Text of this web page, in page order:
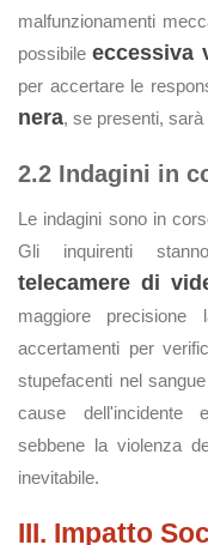
malfunzionamenti
possibileeccessiva
per accertare le
nera, se presenti,
2.2 Indagini in
Le indagini sono in
Gli inquirenti
telecamere di
maggiore
accertamenti per
stupefacenti nel
cause dell'incidente
sebbene la violenza
inevitabile.
III. Impatto